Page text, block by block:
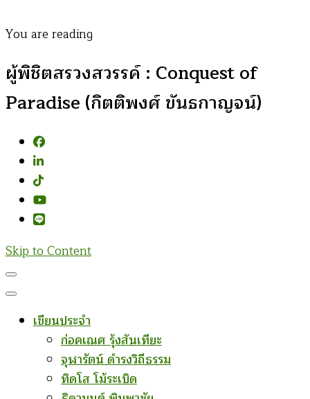
You are reading
ผู้พิชิตสรวงสวรรค์ : Conquest of
Paradise (กิตติพงศ์ ขันธกาญจน์)
Skip to Content
เขียนประจำ
ก่อคเณศ รุ้งสันเทียะ
จุฬารัตน์ ดำรงวิถีธรรม
ทิดโส โม้ระเบิด